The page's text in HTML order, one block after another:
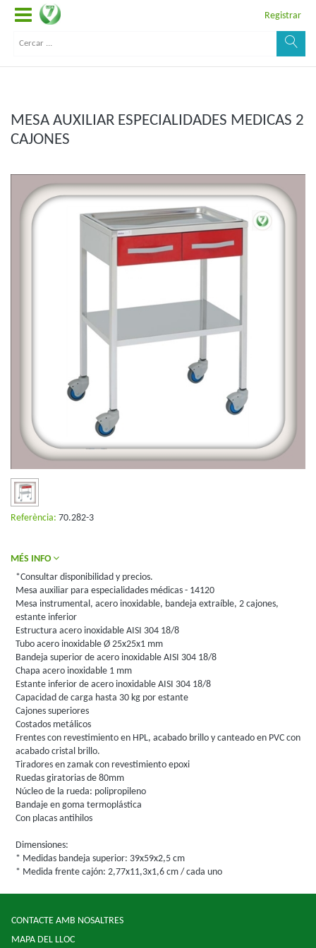
Registrar
MESA AUXILIAR ESPECIALIDADES MEDICAS 2
CAJONES
Referència: 70.282-3
MÉS INFO
*Consultar disponibilidad y precios.
Mesa auxiliar para especialidades médicas - 14120
Mesa instrumental, acero inoxidable, bandeja extraíble, 2 cajones,
estante inferior
Estructura acero inoxidable AISI 304 18/8
Tubo acero inoxidable Ø 25x25x1 mm
Bandeja superior de acero inoxidable AISI 304 18/8
Chapa acero inoxidable 1 mm
Estante inferior de acero inoxidable AISI 304 18/8
Capacidad de carga hasta 30 kg por estante
Cajones superiores
Costados metálicos
Frentes con revestimiento en HPL, acabado brillo y canteado en PVC con
acabado cristal brillo.
Tiradores en zamak con revestimiento epoxi
Ruedas giratorias de 80mm
Núcleo de la rueda: polipropileno
Bandaje en goma termoplástica
Con placas antihilos
Dimensiones:
* Medidas bandeja superior: 39x59x2,5 cm
* Medida frente cajón: 2,77x11,3x1,6 cm / cada uno
CONTACTE AMB NOSALTRES
MAPA DEL LLOC